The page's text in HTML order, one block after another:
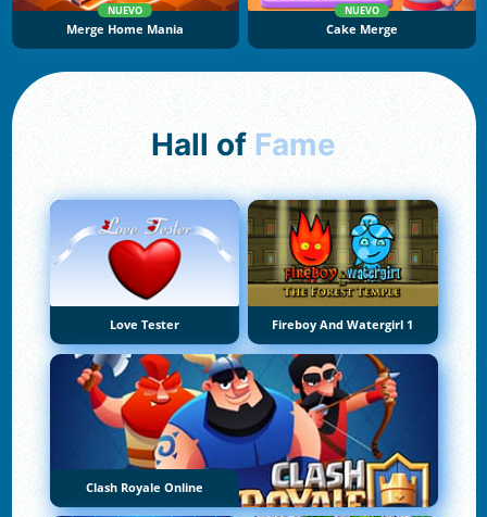
NUEVO
Merge Home Mania
NUEVO
Cake Merge
Hall of Fame
Love Tester Fireboy And Watergirl 1
Clash Royale Online